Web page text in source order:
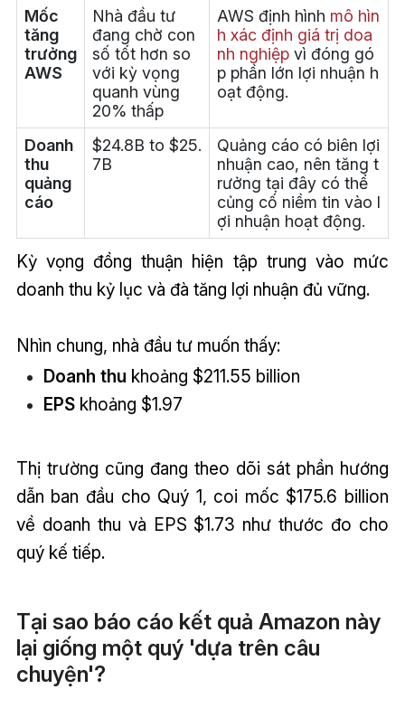
Mốc
tăng
trưởng
AWS
Nhà đầu tư
đang chờ con
số tốt hơn so
với kỳ vọng
quanh vùng
20% thấp
AWS định hình mô hìn
h xác định giá trị doa
nh nghiệpvì đóng gó
p phần lớn lợi nhuận h
oạt động.
Doanh
thu
quảng
cáo
$24.8B to $25.
7B
Quảng cáo có biên lợi
nhuận cao, nên tăng t
rưởng tại đây có thể
củng cố niềm tin vào l
ợi nhuận hoạt động.
Kỳ vọng đồng thuận hiện tập trung vào mức
doanh thu kỷ lục và đà tăng lợi nhuận đủ vững.
Nhìn chung, nhà đầu tư muốn thấy:
Doanh thu khoảng $211.55 billion
EPSkhoảng $1.97
Thị trường cũng đang theo dõi sát phần hướng
dẫn ban đầu cho Quý 1, coi mốc $175.6 billion
về doanh thu và EPS $1.73 như thước đo cho
quý kế tiếp.
Tại sao báo cáo kết quả Amazon này
lại giống một quý 'dựa trên câu
chuyện'?